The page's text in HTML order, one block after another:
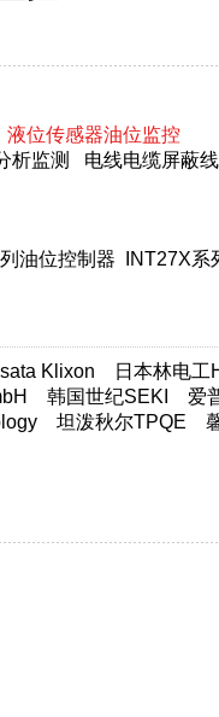
液位传感器油位监控
析监测 电线电缆屏蔽线
油位控制器
INT27X系
Klixon
日本林电工
韩国世纪SEKI
爱
坦泼秋尔TPQE